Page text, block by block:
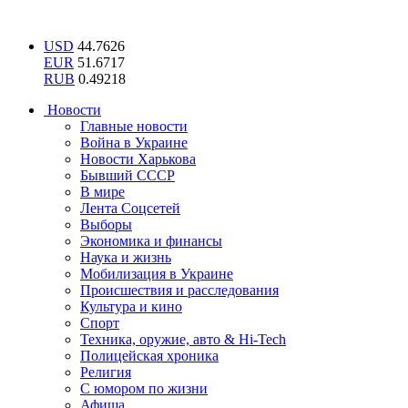
USD 44.7626
EUR 51.6717
RUB 0.49218
Новости
Главные новости
Война в Украине
Новости Харькова
Бывший СССР
В мире
Лента Соцсетей
Выборы
Экономика и финансы
Наука и жизнь
Мобилизация в Украине
Происшествия и расследования
Культура и кино
Спорт
Техника, оружие, авто & Hi-Tech
Полицейская хроника
Религия
С юмором по жизни
Афиша